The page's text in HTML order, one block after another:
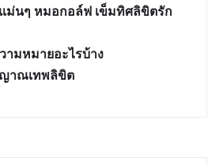
ม่นๆ หมอกอล์ฟ เข็มทิศลิขิตรัก
มหมายอะไรบ้าง
าณเทพลิขิต